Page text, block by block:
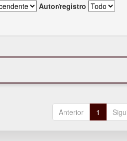
Autor/registro
Anterior 1